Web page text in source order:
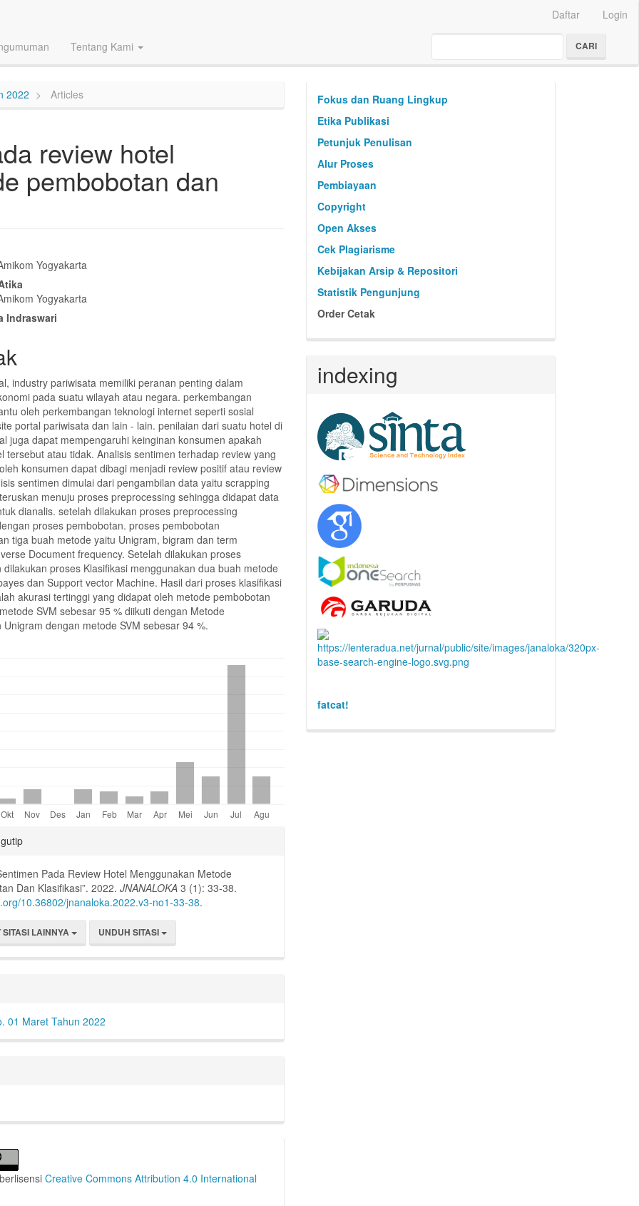
Daftar Login
Tentang Kami CARI
2022 Articles
review hotel
pembobotan dan
Yogyakarta
Yogyakarta
Indraswari
industry pariwisata memiliki peranan penting dalam
pada suatu wilayah atau negara. perkembangan
oleh perkembangan teknologi internet seperti sosial
portal pariwisata dan lain - lain. penilaian dari suatu hotel di
juga dapat mempengaruhi keinginan konsumen apakah
tersebut atau tidak. Analisis sentimen terhadap review yang
konsumen dapat dibagi menjadi review positif atau review
sentimen dimulai dari pengambilan data yaitu scrapping
menuju proses preprocessing sehingga didapat data
dianalis. setelah dilakukan proses preprocessing
proses pembobotan. proses pembobotan
tiga buah metode yaitu Unigram, bigram dan term
Document frequency. Setelah dilakukan proses
dilakukan proses Klasifikasi menggunakan dua buah metode
dan Support vector Machine. Hasil dari proses klasifikasi
akurasi tertinggi yang didapat oleh metode pembobotan
SVM sebesar 95 % diikuti dengan Metode
Unigram dengan metode SVM sebesar 94 %.
Pada Review Hotel Menggunakan Metode
Dan Klasifikasi”. 2022.JNANALOKA 3 (1): 33-38.
10.36802/jnanaloka.2022.v3-no1-33-38.
SITASI LAINNYA UNDUH SITASI
01 Maret Tahun 2022
Creative Commons Attribution 4.0 International
custommenu
Fokus dan Ruang Lingkup
Etika Publikasi
Petunjuk Penulisan
Alur Proses
Pembiayaan
Copyright
Open Akses
Cek Plagiarisme
Kebijakan Arsip & Repositori
Statistik Pengunjung
Order Cetak
indexing
fatcat!